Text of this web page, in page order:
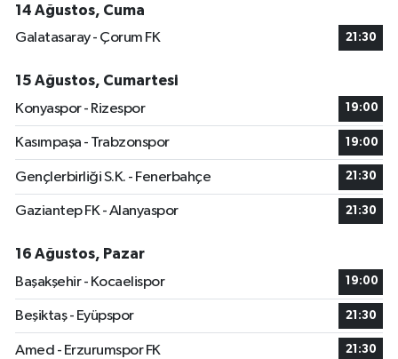
14 Ağustos, Cuma
Galatasaray - Çorum FK
21:30
15 Ağustos, Cumartesi
Konyaspor - Rizespor
19:00
Kasımpaşa - Trabzonspor 19:00
Gençlerbirliği S.K. - Fenerbahçe 21:30
Gaziantep FK - Alanyaspor 21:30
16 Ağustos, Pazar
Başakşehir - Kocaelispor
19:00
Beşiktaş - Eyüpspor 21:30
Amed - Erzurumspor FK 21:30